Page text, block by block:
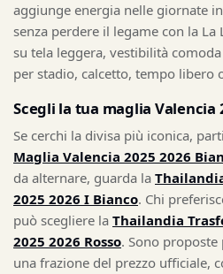
aggiunge energia nelle giornate
senza perdere il legame con la
su tela leggera, vestibilità
per stadio, calcetto, tempo libero
Scegli la tua maglia Valencia
Se cerchi la divisa più iconica,
Maglia Valencia 2025 2026
da alternare, guarda la
2025 2026 I Bianco. Chi
può scegliere la Thailandia
2025 2026 Rosso. Sono proposte
una frazione del prezzo ufficiale,